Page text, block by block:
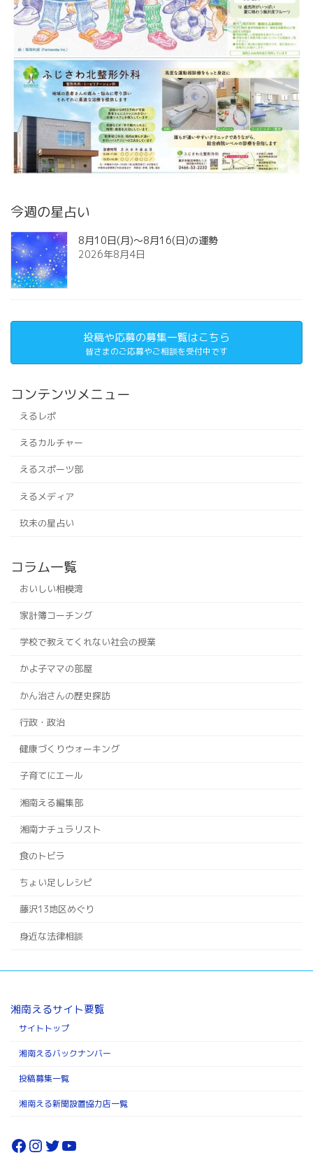
今週の星占い
8月10日(月)～8月16(日)の運勢
2026年8月4日
投稿や応募の募集一覧はこちら
皆さまのご応募やご相談を受付中です
コンテンツメニュー
えるレポ
えるカルチャー
えるスポーツ部
えるメディア
玖未の星占い
コラム一覧
おいしい相模湾
家計簿コーチング
学校で教えてくれない社会の授業
かよ子ママの部屋
かん治さんの歴史探訪
行政・政治
健康づくりウォーキング
子育てにエール
湘南える編集部
湘南ナチュラリスト
食のトビラ
ちょい足しレシピ
藤沢13地区めぐり
身近な法律相談
湘南えるサイト要覧
サイトトップ
湘南えるバックナンバー
投稿募集一覧
湘南える新聞設置協力店一覧
Facebook
Instagram
Twitter
YouTube